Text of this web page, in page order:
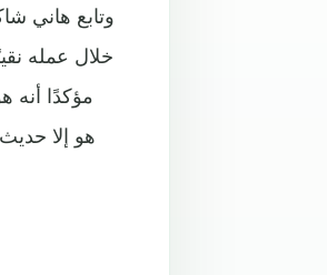
وتابع هاني
خلال عمله
مؤكدًا أنه
هو إلا